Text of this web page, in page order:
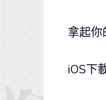
拿起你
iOS下